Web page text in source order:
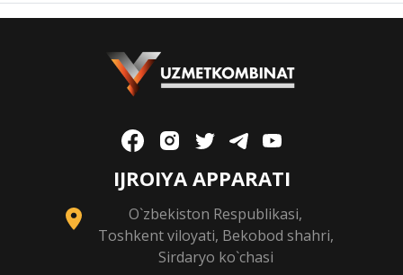
IJROIYA APPARATI
O`zbekiston Respublikasi,
Toshkent viloyati, Bekobod shahri,
Sirdaryo ko`chasi